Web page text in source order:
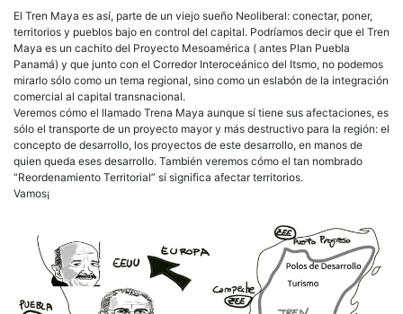
El Tren Maya es así, parte de un viejo sueño Neoliberal: conectar, poner,
territorios y pueblos bajo en control del capital. Podríamos decir que el Tren
Maya es un cachito del Proyecto Mesoamérica ( antes Plan Puebla
Panamá) y que junto con el Corredor Interoceánico del Itsmo, no podemos
mirarlo sólo como un tema regional, sino como un eslabón de la integración
comercial al capital transnacional.
Veremos cómo el llamado Trena Maya aunque sí tiene sus afectaciones, es
sólo el transporte de un proyecto mayor y más destructivo para la región: el
concepto de desarrollo, los proyectos de este desarrollo, en manos de
quien queda eses desarrollo. También veremos cómo el tan nombrado
“Reordenamiento Territorial” sí significa afectar territorios.
Vamos¡